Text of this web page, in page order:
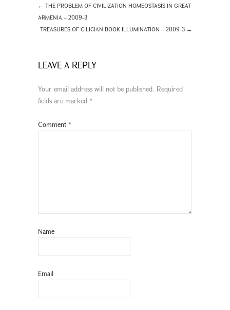
← THE PROBLEM OF CIVILIZATION HOMEOSTASIS IN GREAT
ARMENIA – 2009-3
TREASURES OF CILICIAN BOOK ILLUMINATION – 2009-3 →
LEAVE A REPLY
Your email address will not be published. Required
fields are marked *
Comment *
Name
Email